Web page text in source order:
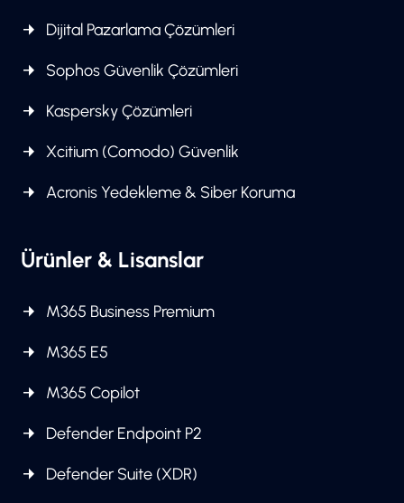
Dijital Pazarlama Çözümleri
Sophos Güvenlik Çözümleri
Kaspersky Çözümleri
Xcitium (Comodo) Güvenlik
Acronis Yedekleme & Siber Koruma
Ürünler & Lisanslar
M365 Business Premium
M365 E5
M365 Copilot
Defender Endpoint P2
Defender Suite (XDR)